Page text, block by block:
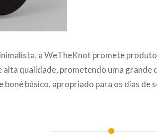
a WeTheKnot promete
alta qualidade, prometendo uma grande
boné básico, apropriado para os dias de